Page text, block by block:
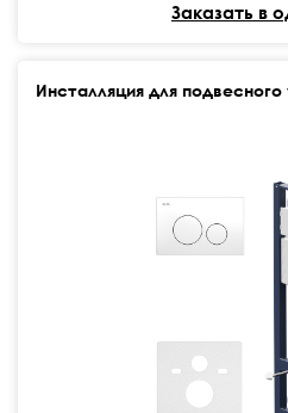
Заказать в
Инсталляция для